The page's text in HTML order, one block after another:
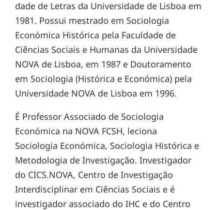
dade de Letras da Universidade de Lisboa em
1981. Possui mestrado em Sociologia
Económica Histórica pela Faculdade de
Ciências Sociais e Humanas da Universidade
NOVA de Lisboa, em 1987 e Doutoramento
em Sociologia (Histórica e Económica) pela
Universidade NOVA de Lisboa em 1996.
É Professor Associado de Sociologia
Económica na NOVA FCSH, leciona
Sociologia Económica, Sociologia Histórica e
Metodologia de Investigação. Investigador
do CICS.NOVA, Centro de Investigação
Interdisciplinar em Ciências Sociais e é
investigador associado do IHC e do Centro